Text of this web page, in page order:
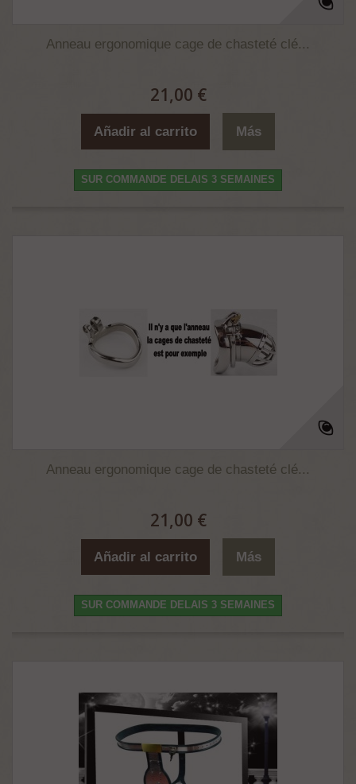
Anneau ergonomique cage de chasteté clé...
21,00 €
Añadir al carrito Más
SUR COMMANDE DELAIS 3 SEMAINES
Anneau ergonomique cage de chasteté clé...
21,00 €
Añadir al carrito Más
SUR COMMANDE DELAIS 3 SEMAINES